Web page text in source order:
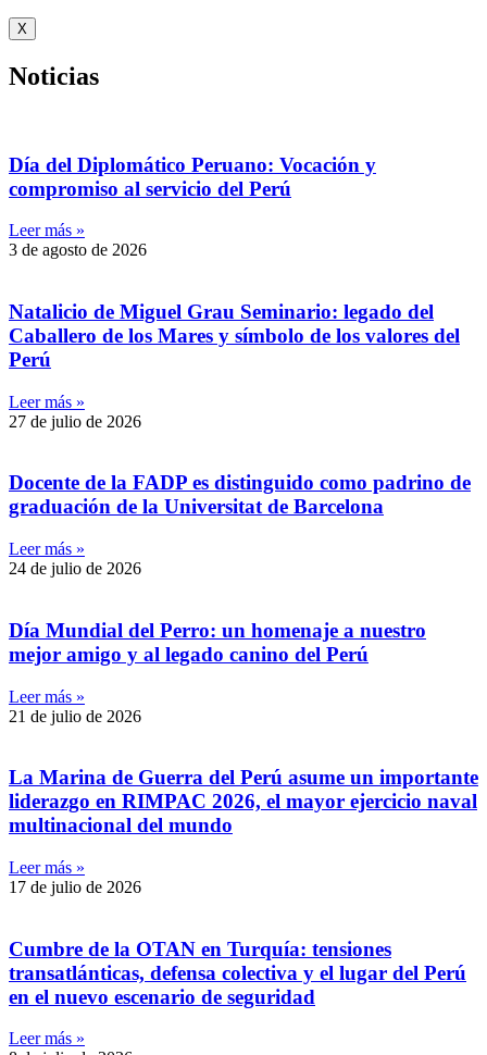
X
Noticias
Día del Diplomático Peruano: Vocación y
compromiso al servicio del Perú
Leer más »
3 de agosto de 2026
Natalicio de Miguel Grau Seminario: legado del
Caballero de los Mares y símbolo de los valores del
Perú
Leer más »
27 de julio de 2026
Docente de la FADP es distinguido como padrino de
graduación de la Universitat de Barcelona
Leer más »
24 de julio de 2026
Día Mundial del Perro: un homenaje a nuestro
mejor amigo y al legado canino del Perú
Leer más »
21 de julio de 2026
La Marina de Guerra del Perú asume un importante
liderazgo en RIMPAC 2026, el mayor ejercicio naval
multinacional del mundo
Leer más »
17 de julio de 2026
Cumbre de la OTAN en Turquía: tensiones
transatlánticas, defensa colectiva y el lugar del Perú
en el nuevo escenario de seguridad
Leer más »